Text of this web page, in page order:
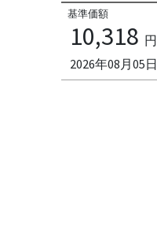
基準価額
10,318 円
2026年08月05日